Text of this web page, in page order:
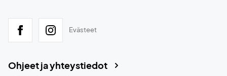
Evästeet
Ohjeet ja yhteystiedot